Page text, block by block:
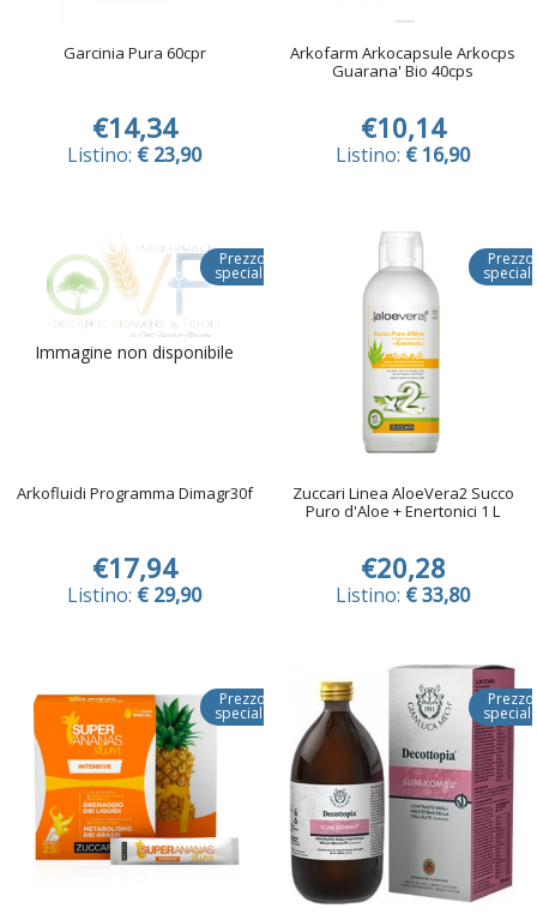
Garcinia Pura 60cpr
€14,34
Listino: € 23,90
Arkofarm Arkocapsule Arkocps
Guarana' Bio 40cps
€10,14
Listino: € 16,90
Immagine non disponibile
Prezzo
speciale
Arkofluidi Programma Dimagr30f
€17,94
Listino: € 29,90
Prezzo
Zuccari Linea AloeVera2 Succo
Puro d'Aloe + Enertonici 1 L
€20,28
Listino: € 33,80
Prezzo
speciale
Prezzo